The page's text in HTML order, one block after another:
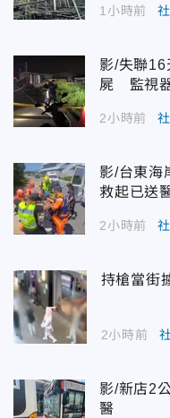
1小時前
影/失聯
屍 監視
2小時前
影/台東海
救起已送
2小時前
持槍當街
2小時前
影/新店2
醫